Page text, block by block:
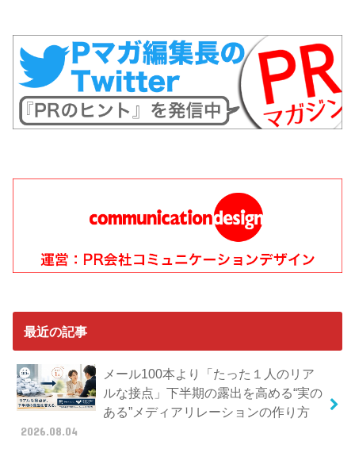
最近の記事
メール100本より「たった１人のリア
ルな接点」下半期の露出を高める“実の
ある”メディアリレーションの作り方
2026.08.04